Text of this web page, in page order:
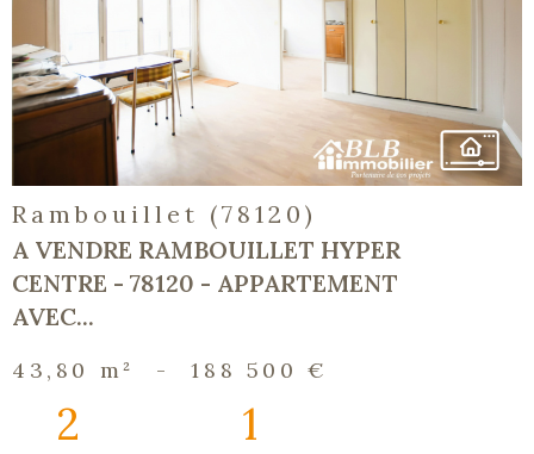
bien
Rambouillet (78120)
A VENDRE RAMBOUILLET HYPER
CENTRE - 78120 - APPARTEMENT
AVEC...
43,80 m² - 188 500 €
2 1